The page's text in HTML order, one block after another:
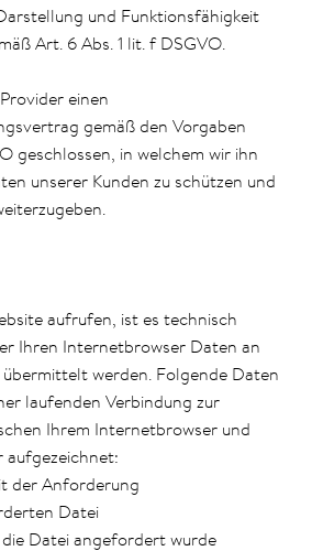
und Funktionsfähigkeit
Art. 6 Abs. 1 lit. f DSGVO.
einen
gemäß den Vorgaben
geschlossen, in welchem wir ihn
unserer Kunden zu schützen und
aufrufen, ist es technisch
Ihren Internetbrowser Daten an
übermittelt werden. Folgende Daten
laufenden Verbindung zur
Ihrem Internetbrowser und
aufgezeichnet:
der Anforderung
Datei
Datei angefordert wurde